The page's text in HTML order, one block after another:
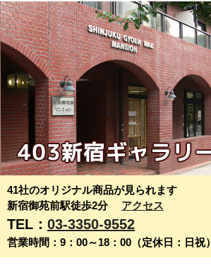
41社のオリジナル商品が見られます
新宿御苑前駅徒歩2分 アクセス
TEL： 03-3350-9552
営業時間：9：00～18：00（定休日：日祝）